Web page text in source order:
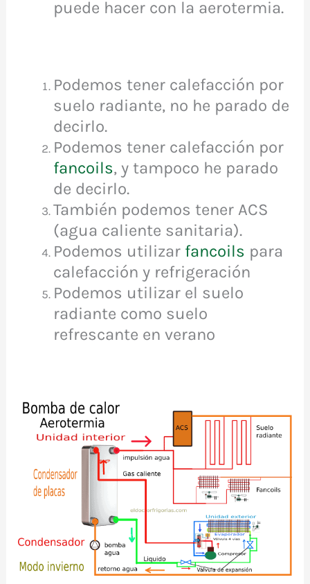
puede hacer con la aerotermia.
Podemos tener calefacción por
suelo radiante, no he parado de
decirlo.
Podemos tener calefacción por
fancoils, y tampoco he parado
de decirlo.
También podemos tener ACS
(agua caliente sanitaria).
Podemos utilizar fancoils para
calefacción y refrigeración
Podemos utilizar el suelo
radiante como suelo
refrescante en verano